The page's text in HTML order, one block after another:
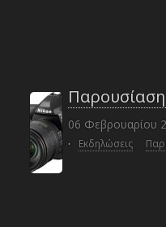
06 Φεβρουαρίου
· Εκδηλώσεις